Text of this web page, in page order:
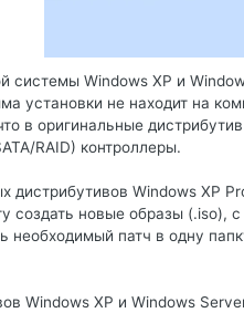
системы Windows XP и
установки не находит на
в оригинальные
RAID) контроллеры.
дистрибутивов Windows XP
создать новые образы (.iso),
необходимый патч в одну
Windows XP и Windows